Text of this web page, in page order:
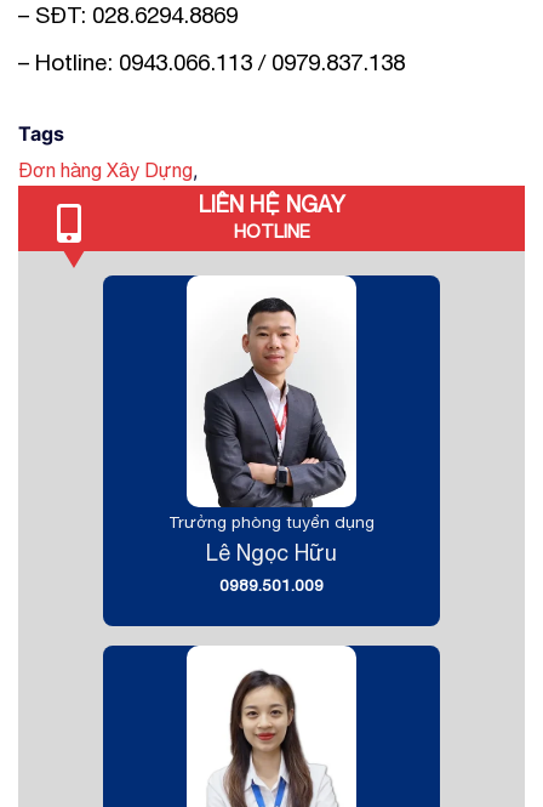
– SĐT: 028.6294.8869
– Hotline: 0943.066.113 / 0979.837.138
Tags
Đơn hàng Xây Dựng,
LIÊN HỆ NGAY
HOTLINE
Trưởng phòng tuyển dụng
Lê Ngọc Hữu
0989.501.009